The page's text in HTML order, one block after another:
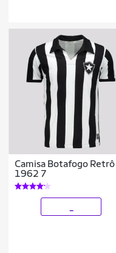
Camisa Botafogo Retrô
1962 7